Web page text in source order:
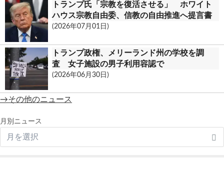
トランプ氏「宗教を復活させる」 ホワイト
ハウス宗教自由委、信教の自由推進へ提言書
(2026年07月01日)
トランプ政権、メリーランド州の学校を調
査 女子施設の男子利用容認で
(2026年06月30日)
→その他のニュース
月別ニュース